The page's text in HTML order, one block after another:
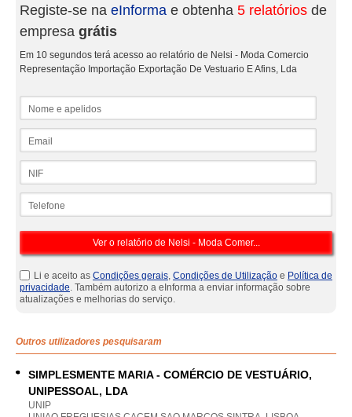
Registe-se na eInforma e obtenha 5 relatórios de
empresa grátis
Em 10 segundos terá acesso ao relatório de Nelsi - Moda Comercio
Representação Importação Exportação De Vestuario E Afins, Lda
Li e aceito as Condições gerais, Condições de Utilização e Política de
privacidade. Também autorizo a eInforma a enviar informação sobre
atualizações e melhorias do serviço.
Outros utilizadores pesquisaram
SIMPLESMENTE MARIA - COMÉRCIO DE VESTUÁRIO,
UNIPESSOAL, LDA
UNIP